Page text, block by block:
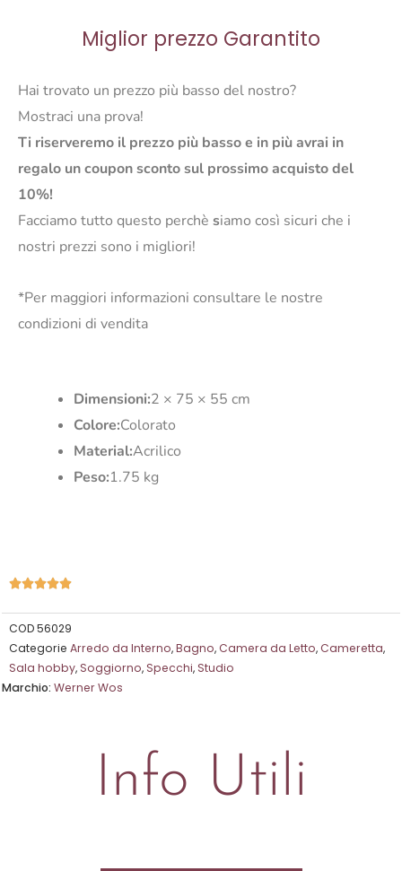
Miglior prezzo Garantito
Hai trovato un prezzo più basso del nostro?
Mostraci una prova!
Ti riserveremo il prezzo più basso e in più avrai in
regalo un coupon sconto sul prossimo acquisto del
10%!
Facciamo tutto questo perchè siamo così sicuri che i
nostri prezzi sono i migliori!
*Per maggiori informazioni consultare le nostre
condizioni di vendita
Dimensioni:2 × 75 × 55 cm
Colore:Colorato
Material:Acrilico
Peso:1.75 kg
Valutazione
5
COD56029
Categorie Arredo da Interno,Bagno,Camera da Letto,Cameretta,
Sala hobby,Soggiorno,Specchi,Studio
Marchio: Werner Wos
Info Utili